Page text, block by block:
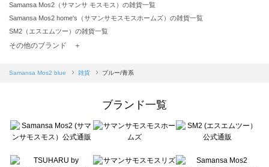
Samansa Mos2（サマンサ モスモス）の雑貨一覧
Samansa Mos2 home's（サマンサモスモスホームズ）の雑貨一覧
SM2（エスエムツー）の雑貨一覧
TSUHARU by Samansa Mos2（ツハルバイサマンサモスモス）の雑貨一覧
Samansa Mos2 blue（サマンサモスモス ブルー）の雑貨一覧
sō4ū（ソウフォーユー）の雑貨一覧
Te chichi（テチチ）の雑貨一覧
Te chichi CLASSIC（テチチ クラシック）の雑貨一覧
Lugnoncure（ルノンキュール）の雑貨一覧
その他のブランド ＋
Samansa Mos2 blue 雑貨 ブルー/青系
ブランド一覧